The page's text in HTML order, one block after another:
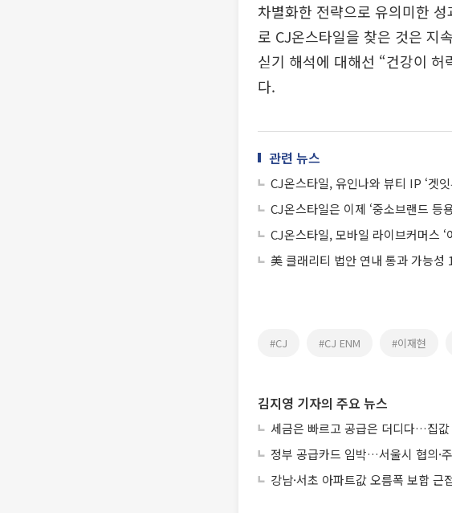
차별화한 전략으로 유의미한
로 CJ온스타일을 찾은 것은 지
싣기 해석에 대해선 “건강이
다.
관련 뉴스
CJ온스타일, 유인나와 뷰티 IP ‘겟잇
CJ온스타일은 이제 ‘중소브랜드 등
CJ온스타일, 모바일 라이브커머스 ‘
美 클래리티 법안 연내 통과 가능
#CJ #CJ ENM #이재현
김지영 기자의 주요 뉴스
세금은 빠르고 공급은 더디다…집
정부 공급카드 임박…서울시 협의·
강남·서초 아파트값 오름폭 보합